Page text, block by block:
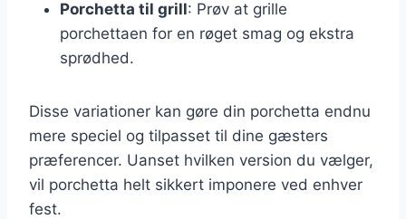
Porchetta til grill: Prøv at grille
porchettaen for en røget smag og ekstra
sprødhed.
Disse variationer kan gøre din porchetta endnu
mere speciel og tilpasset til dine gæsters
præferencer. Uanset hvilken version du vælger,
vil porchetta helt sikkert imponere ved enhver
fest.